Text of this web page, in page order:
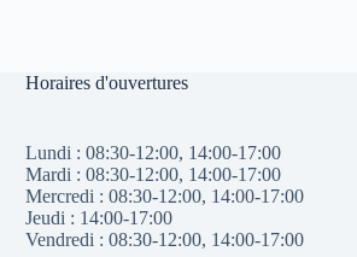
Horaires d'ouvertures
Lundi : 08:30-12:00, 14:00-17:00
Mardi : 08:30-12:00, 14:00-17:00
Mercredi : 08:30-12:00, 14:00-17:00
Jeudi : 14:00-17:00
Vendredi : 08:30-12:00, 14:00-17:00